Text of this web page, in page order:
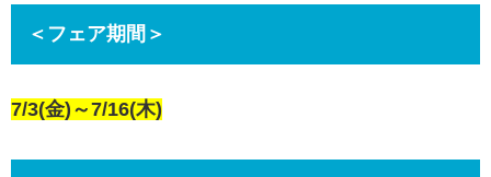
＜フェア期間＞
7/3(金)～7/16(木)